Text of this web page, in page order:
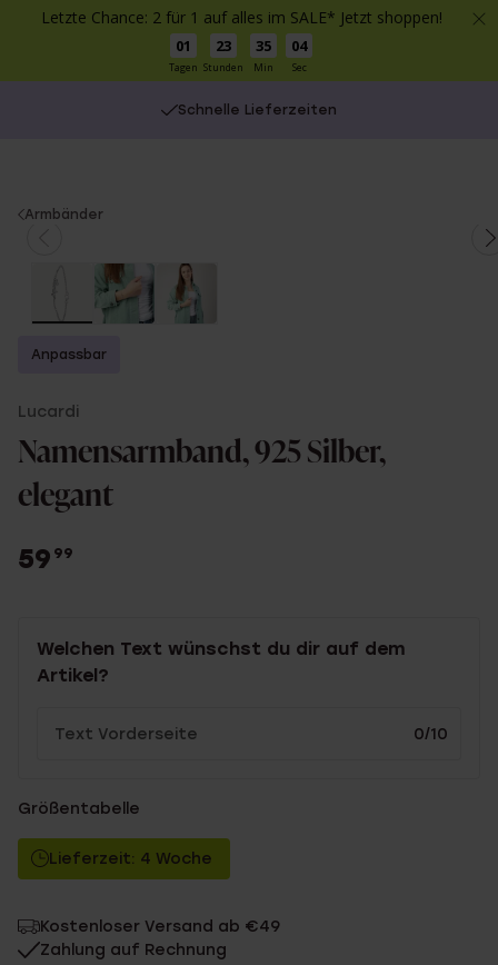
Letzte Chance: 2 für 1 auf alles im SALE* Jetzt shoppen!
01
Tagen
23
Stunden
35
Min
04
Sec
Schnelle Lieferzeiten
You
Armbänder
Anpassbar
Lucardi
Namensarmband, 925 Silber,
elegant
59 99
Welchen Text wünschst du dir auf dem
Artikel?
0/10
Größentabelle
Lieferzeit: 4 Woche
Kostenloser Versand ab €49
Zahlung auf Rechnung